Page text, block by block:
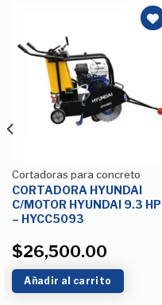
Cortadoras para concreto
CORTADORA HYUNDAI
C/MOTOR HYUNDAI 9.3 HP
– HYCC5093
$26,500.00
Añadir al carrito